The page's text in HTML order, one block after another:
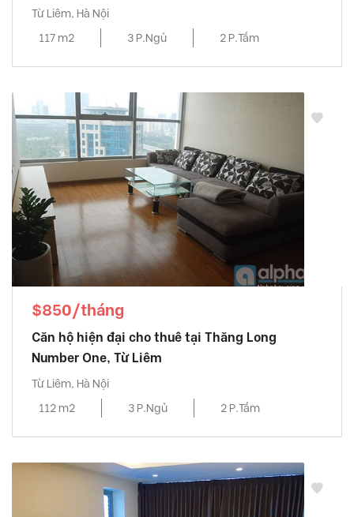
Từ Liêm, Hà Nội
117 m2
3 P.Ngủ 2 P.Tắm
$850/tháng
Căn hộ hiện đại cho thuê tại Thăng Long
Number One, Từ Liêm
Từ Liêm, Hà Nội
112 m2
3 P.Ngủ 2 P.Tắm